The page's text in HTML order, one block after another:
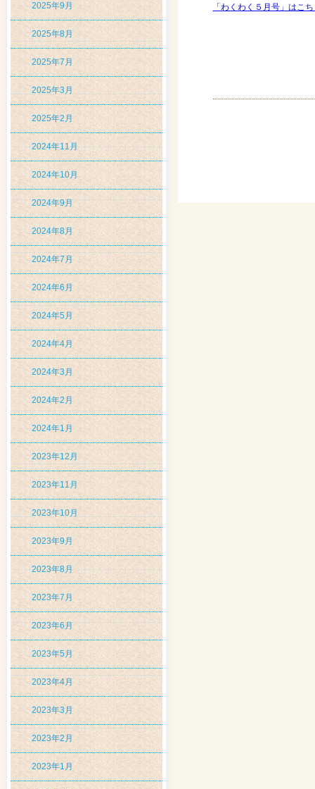
2025年9月
2025年8月
2025年7月
2025年3月
2025年2月
2024年11月
2024年10月
2024年9月
2024年8月
2024年7月
2024年6月
2024年5月
2024年4月
2024年3月
2024年2月
2024年1月
2023年12月
2023年11月
2023年10月
2023年9月
2023年8月
2023年7月
2023年6月
2023年5月
2023年4月
2023年3月
2023年2月
2023年1月
「わくわく５月号」はこ